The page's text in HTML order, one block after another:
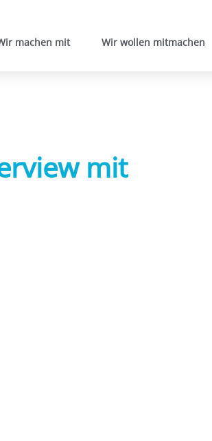
machen mit Wir wollen mitmachen
mit